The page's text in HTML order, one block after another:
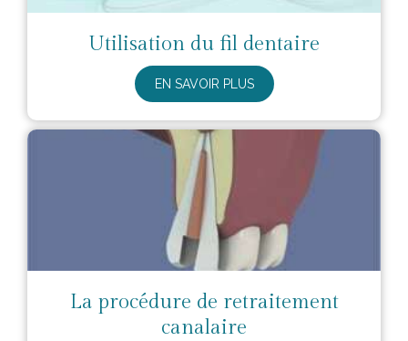
Utilisation du fil dentaire
EN SAVOIR PLUS
La procédure de retraitement
canalaire